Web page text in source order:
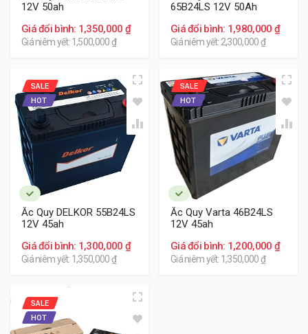
12V 50ah
Giá đổi bình: 1,350,000 ₫
Giá niêm yết: 1,500,000 ₫
65B24LS 12V 50Ah
Giá đổi bình: 1,980,000 ₫
Giá niêm yết: 2,300,000 ₫
SALE
HOT
Ắc Quy DELKOR 55B24LS
12V 45ah
Giá đổi bình: 1,300,000 ₫
Giá niêm yết: 1,350,000 ₫
SALE
HOT
Ắc Quy Varta 46B24LS
12V 45ah
Giá đổi bình: 1,200,000 ₫
Giá niêm yết: 1,350,000 ₫
SALE
HOT